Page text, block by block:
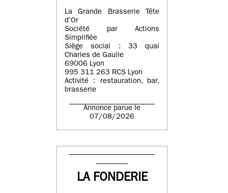
La Grande Brasserie Tête
d’Or
Société par Actions
Simplifiée
Siège social : 33 quai
Charles de Gaulle
69006 Lyon
995 311 263 RCS Lyon
Activité : restauration, bar,
brasserie
Annonce parue le
07/08/2026
LA FONDERIE